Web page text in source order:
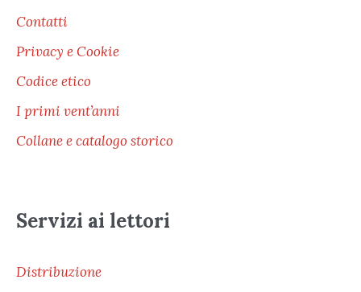
Contatti
Privacy e Cookie
Codice etico
I primi vent’anni
Collane e catalogo storico
Servizi ai lettori
Distribuzione